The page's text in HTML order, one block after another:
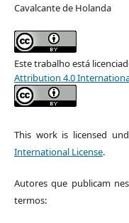
Cavalcante de Holanda
Este trabalho está
Attribution 4.0
This work is licensed
International License.
Autores que publicam
termos: